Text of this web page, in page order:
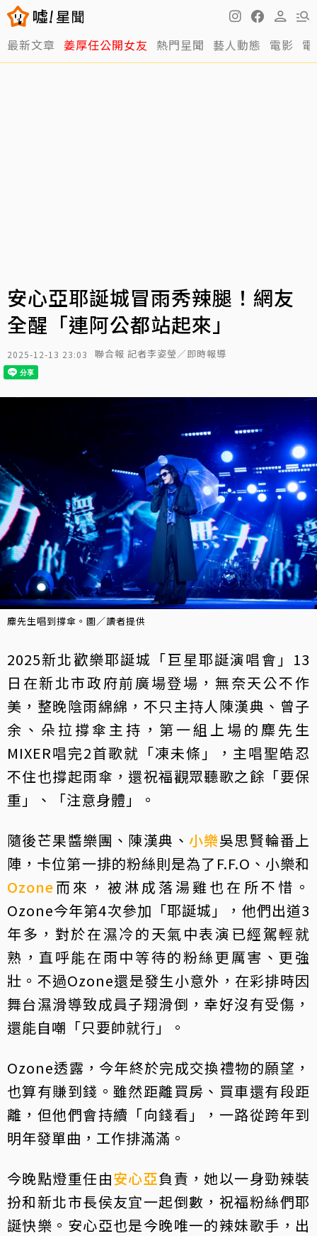
最新文章 姜厚任公開女友 熱門星聞 藝人動態 電影
安心亞耶誕城冒雨秀辣腿！網友
全醒「連阿公都站起來」
2025-12-13 23:03 聯合報 記者李姿瑩／即時報導
麋先生唱到撐傘。圖／讀者提供
2025新北歡樂耶誕城「巨星耶誕演唱會」13
日在新北市政府前廣場登場，無奈天公不作
美，整晚陰雨綿綿，不只主持人陳漢典、曾子
余、朵拉撐傘主持，第一組上場的麋先生
MIXER唱完2首歌就「凍未條」，主唱聖皓忍
不住也撐起雨傘，還祝福觀眾聽歌之餘「要保
重」、「注意身體」。
隨後芒果醬樂團、陳漢典、小樂吳思賢輪番上
陣，卡位第一排的粉絲則是為了F.F.O、小樂和
Ozone而來，被淋成落湯雞也在所不惜。
Ozone今年第4次參加「耶誕城」，他們出道3
年多，對於在濕冷的天氣中表演已經駕輕就
熟，直呼能在雨中等待的粉絲更厲害、更強
壯。不過Ozone還是發生小意外，在彩排時因
舞台濕滑導致成員子翔滑倒，幸好沒有受傷，
還能自嘲「只要帥就行」。
Ozone透露，今年終於完成交換禮物的願望，
也算有賺到錢。雖然距離買房、買車還有段距
離，但他們會持續「向錢看」，一路從跨年到
明年發單曲，工作排滿滿。
今晚點燈重任由安心亞負責，她以一身勁辣裝
扮和新北市長侯友宜一起倒數，祝福粉絲們耶
誕快樂。安心亞也是今晚唯一的辣妹歌手，出